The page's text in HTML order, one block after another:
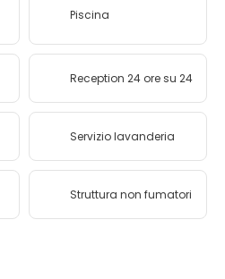
Piscina
Reception 24 ore su 24
Servizio lavanderia
Struttura non fumatori